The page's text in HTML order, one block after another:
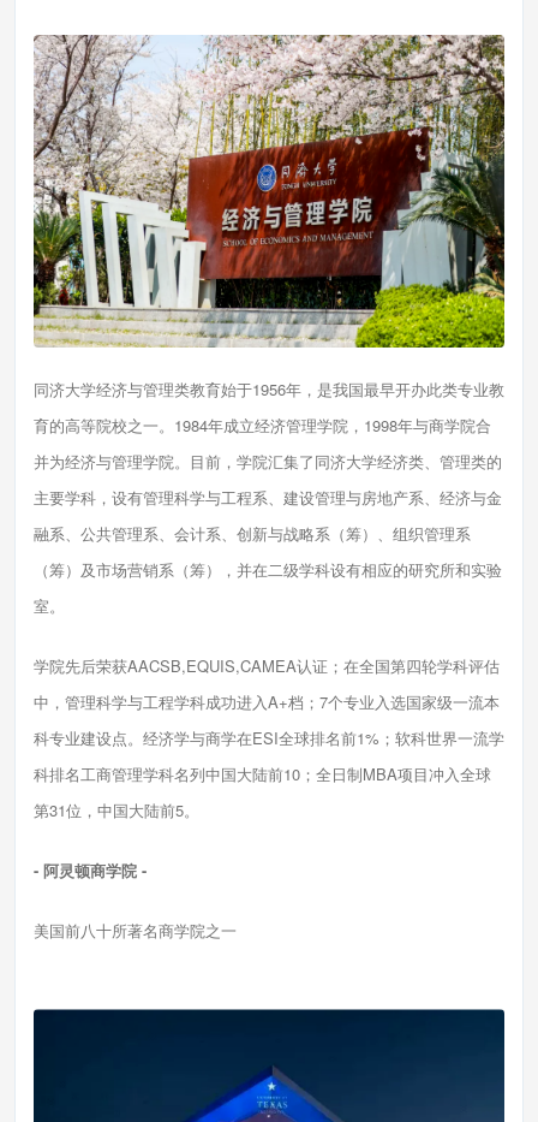
同济大学经济与管理类教育始于1956年，是我国最早开办此类专业教
育的高等院校之一。1984年成立经济管理学院，1998年与商学院合
并为经济与管理学院。目前，学院汇集了同济大学经济类、管理类的
主要学科，设有管理科学与工程系、建设管理与房地产系、经济与金
融系、公共管理系、会计系、创新与战略系（筹）、组织管理系
（筹）及市场营销系（筹），并在二级学科设有相应的研究所和实验
室。
学院先后荣获AACSB,EQUIS,CAMEA认证；在全国第四轮学科评估
中，管理科学与工程学科成功进入A+档；7个专业入选国家级一流本
科专业建设点。经济学与商学在ESI全球排名前1%；软科世界一流学
科排名工商管理学科名列中国大陆前10；全日制MBA项目冲入全球
第31位，中国大陆前5。
- 阿灵顿商学院 -
美国前八十所著名商学院之一